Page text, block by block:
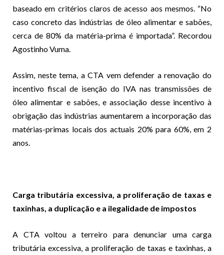
baseado em critérios claros de acesso aos mesmos. “No
caso concreto das indústrias de óleo alimentar e sabões,
cerca de 80% da matéria-prima é importada”. Recordou
Agostinho Vuma.
Assim, neste tema, a CTA vem defender a renovação do
incentivo fiscal de isenção do IVA nas transmissões de
óleo alimentar e sabões, e associação desse incentivo à
obrigação das indústrias aumentarem a incorporação das
matérias-primas locais dos actuais 20% para 60%, em 2
anos.
Carga tributária excessiva, a proliferação de taxas e
taxinhas, a duplicação e a ilegalidade de impostos
A CTA voltou a terreiro para denunciar uma carga
tributária excessiva, a proliferação de taxas e taxinhas, a